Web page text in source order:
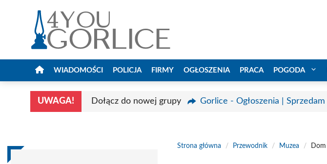
WIADOMOŚCI POLICJA FIRMY OGŁOSZENIA PRACA POGODA
UWAGA! Dołącz do nowej grupy Gorlice - Ogłoszenia |
Strona główna / Przewodnik / Muzea /